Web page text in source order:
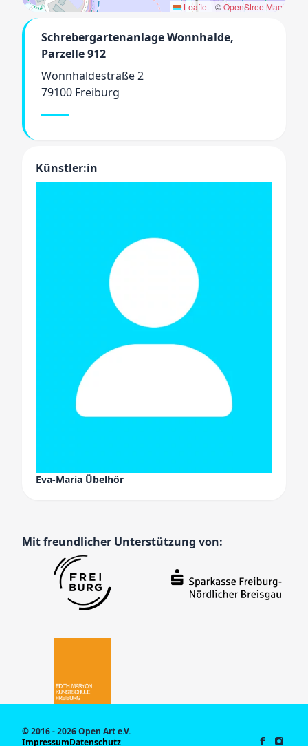
Leaflet | ©OpenStreetMap
Schrebergartenanlage Wonnhalde,
Parzelle 912
Wonnhaldestraße 2
79100 Freiburg
Künstler:in
Eva-Maria Übelhör
Mit freundlicher Unterstützung von:
© 2016 - 2026 Open Art e.V.
ImpressumDatenschutz